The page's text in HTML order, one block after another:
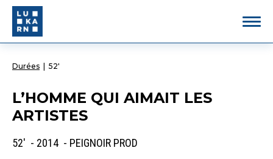
Durées 52'
L’HOMME QUI AIMAIT LES
ARTISTES
52' - 2014 - PEIGNOIR PROD